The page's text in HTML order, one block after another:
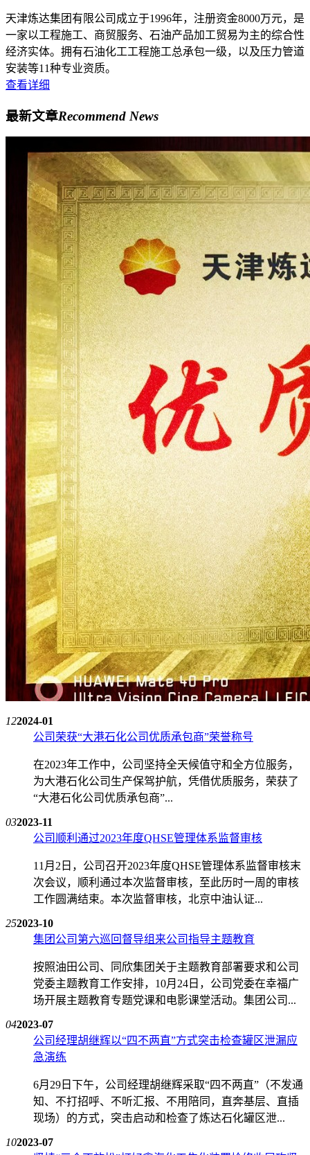
天津炼达集团有限公司成立于1996年，注册资金8000万元，是
一家以工程施工、商贸服务、石油产品加工贸易为主的综合性
经济实体。拥有石油化工工程施工总承包一级，以及压力管道
安装等11种专业资质。
查看详细
最新文章Recommend News
122024-01
公司荣获“大港石化公司优质承包商”荣誉称号
在2023年工作中，公司坚持全天候值守和全方位服务，
为大港石化公司生产保驾护航，凭借优质服务，荣获了
“大港石化公司优质承包商”...
032023-11
公司顺利通过2023年度QHSE管理体系监督审核
11月2日，公司召开2023年度QHSE管理体系监督审核末
次会议，顺利通过本次监督审核，至此历时一周的审核
工作圆满结束。本次监督审核，北京中油认证...
252023-10
集团公司第六巡回督导组来公司指导主题教育
按照油田公司、同欣集团关于主题教育部署要求和公司
党委主题教育工作安排，10月24日，公司党委在幸福广
场开展主题教育专题党课和电影课堂活动。集团公司...
042023-07
公司经理胡继辉以“四不两直”方式突击检查罐区泄漏应
急演练
6月29日下午，公司经理胡继辉采取“四不两直”（不发通
知、不打招呼、不听汇报、不用陪同，直奔基层、直插
现场）的方式，突击启动和检查了炼达石化罐区泄...
102023-07